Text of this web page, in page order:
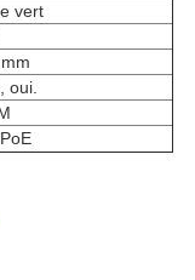
vert
oui.